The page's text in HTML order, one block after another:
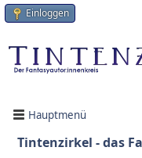
Einloggen
Hauptmenü
Tintenzirkel - das